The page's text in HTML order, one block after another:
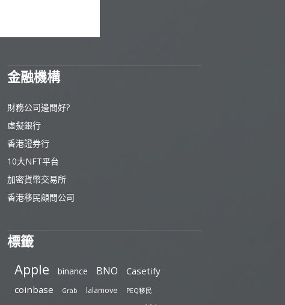
金融機構
財務公司邊間好?
虛擬銀行
香港證券行
10大NFT平台
加密貨幣交易所
香港移民顧問公司
標籤
Apple binance BNO
Casetify
coinbase
Grab lalamove PEQ移民